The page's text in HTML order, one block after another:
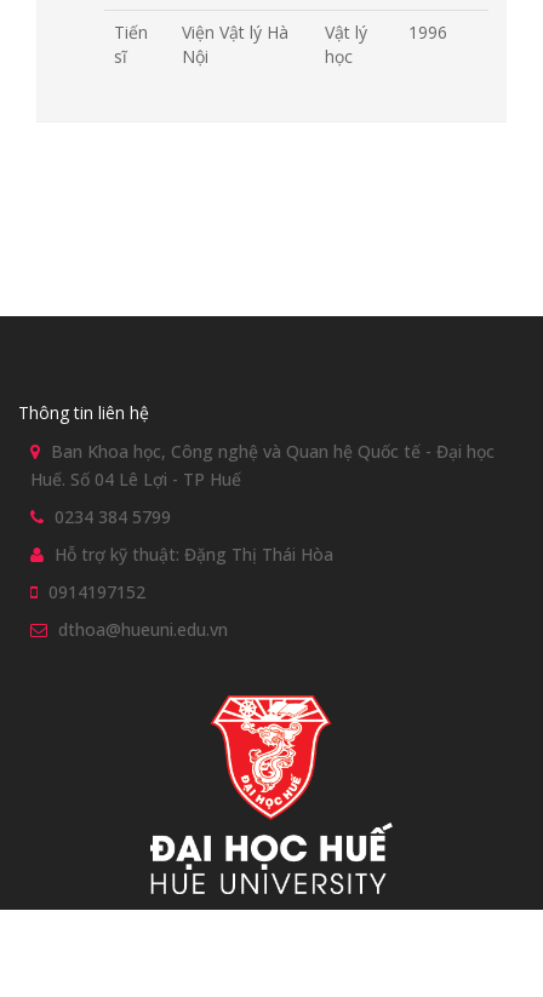
Tiến
sĩ
Viện Vật lý Hà
Nội
Vật lý
học
1996
Thông tin liên hệ
Ban Khoa học, Công nghệ và Quan hệ Quốc tế - Đại học
Huế. Số 04 Lê Lợi - TP Huế
0234 384 5799
Hỗ trợ kỹ thuật: Đặng Thị Thái Hòa
0914197152
dthoa@hueuni.edu.vn